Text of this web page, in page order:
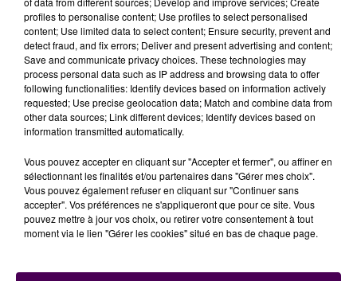
À LA UNE
7 août 2026
Gagnez vos pass pour le V and B Fest' 2026 !
profiles to personalise content; Use profiles to select personalised
content; Use limited data to select content; Ensure security, prevent and
detect fraud, and fix errors; Deliver and present advertising and content;
Save and communicate privacy choices. These technologies may
process personal data such as IP address and browsing data to offer
following functionalities: Identify devices based on information actively
requested; Use precise geolocation data; Match and combine data from
other data sources; Link different devices; Identify devices based on
information transmitted automatically.
Vous pouvez accepter en cliquant sur "Accepter et fermer", ou affiner en
sélectionnant les finalités et/ou partenaires dans "Gérer mes choix".
Vous pouvez également refuser en cliquant sur "Continuer sans
accepter". Vos préférences ne s'appliqueront que pour ce site. Vous
pouvez mettre à jour vos choix, ou retirer votre consentement à tout
moment via le lien "Gérer les cookies" situé en bas de chaque page.